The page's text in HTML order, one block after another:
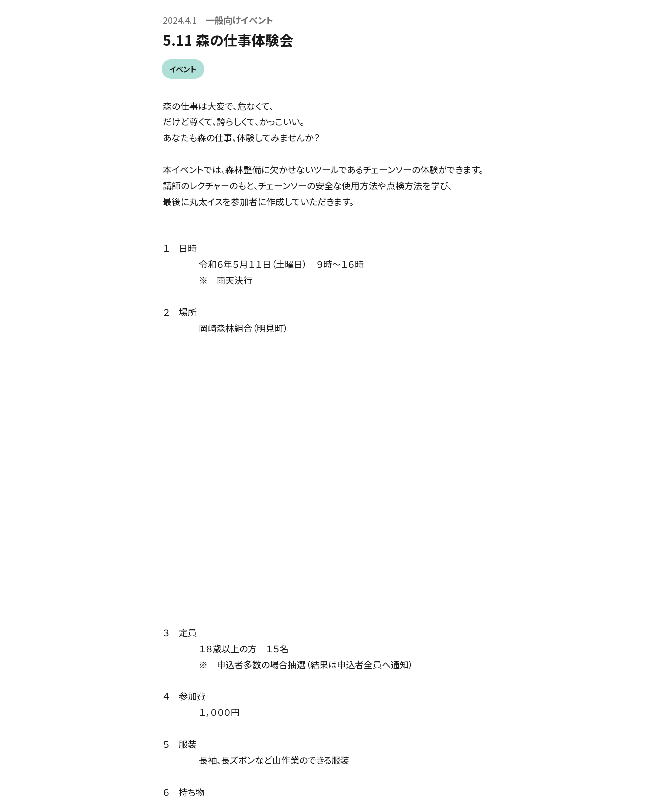
2024.4.1 一般向けイベント
5.11 森の仕事体験会
イベント
森の仕事は大変で、危なくて、
だけど尊くて、誇らしくて、かっこいい。
あなたも森の仕事、体験してみませんか？
本イベントでは、森林整備に欠かせないツールであるチェーンソーの体験ができます。
講師のレクチャーのもと、チェーンソーの安全な使用方法や点検方法を学び、
最後に丸太イスを参加者に作成していただきます。
１ 日時
令和６年５月１１日（土曜日） ９時～１６時
※ 雨天決行
２ 場所
岡崎森林組合（明見町）
３ 定員
１８歳以上の方 １５名
※ 申込者多数の場合抽選（結果は申込者全員へ通知）
４ 参加費
１，０００円
５ 服装
長袖、長ズボンなど山作業のできる服装
６ 持ち物